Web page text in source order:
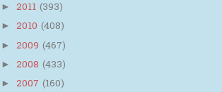
► 2011 (393)
► 2010 (408)
► 2009 (467)
► 2008 (433)
► 2007 (160)